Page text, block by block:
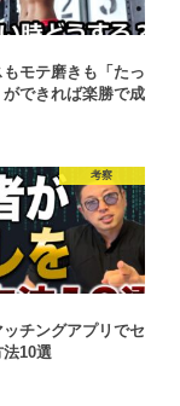
モテ磨きも「たっ
できれば楽勝で成
考察
ッチングアプリでセ
法10選